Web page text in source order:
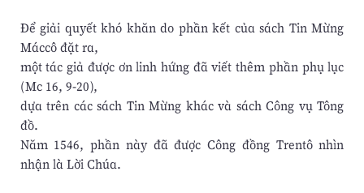
Để giải quyết khó khăn do phần kết của sách Tin Mừng
Máccô đặt ra,
một tác giả được ơn linh hứng đã viết thêm phần phụ lục
(Mc 16, 9-20),
dựa trên các sách Tin Mừng khác và sách Công vụ Tông
đồ.
Năm 1546, phần này đã được Công đồng Trentô nhìn
nhận là Lời Chúa.